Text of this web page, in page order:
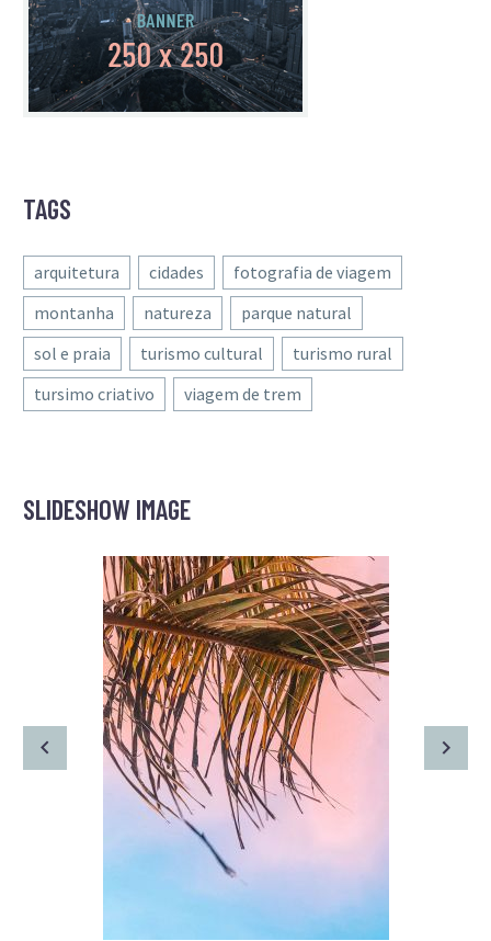
TAGS
arquitetura cidades
fotografia de viagem
montanha
natureza
parque natural
sol e praia
turismo cultural
turismo rural
tursimo criativo
viagem de trem
SLIDESHOW IMAGE